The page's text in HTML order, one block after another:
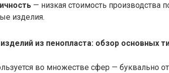
— низкая стоимость производства
изделия.
из пенопласта: обзор основных
во множестве сфер — буквально